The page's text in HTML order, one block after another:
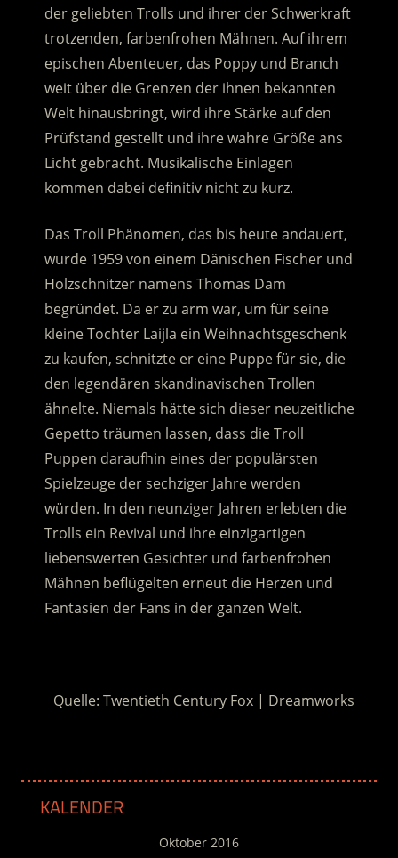
der geliebten Trolls und ihrer der Schwerkraft
trotzenden, farbenfrohen Mähnen. Auf ihrem
epischen Abenteuer, das Poppy und Branch
weit über die Grenzen der ihnen bekannten
Welt hinausbringt, wird ihre Stärke auf den
Prüfstand gestellt und ihre wahre Größe ans
Licht gebracht. Musikalische Einlagen
kommen dabei definitiv nicht zu kurz.
Das Troll Phänomen, das bis heute andauert,
wurde 1959 von einem Dänischen Fischer und
Holzschnitzer namens Thomas Dam
begründet. Da er zu arm war, um für seine
kleine Tochter Laijla ein Weihnachtsgeschenk
zu kaufen, schnitzte er eine Puppe für sie, die
den legendären skandinavischen Trollen
ähnelte. Niemals hätte sich dieser neuzeitliche
Gepetto träumen lassen, dass die Troll
Puppen daraufhin eines der populärsten
Spielzeuge der sechziger Jahre werden
würden. In den neunziger Jahren erlebten die
Trolls ein Revival und ihre einzigartigen
liebenswerten Gesichter und farbenfrohen
Mähnen beflügelten erneut die Herzen und
Fantasien der Fans in der ganzen Welt.
Quelle: Twentieth Century Fox | Dreamworks
KALENDER
Oktober 2016